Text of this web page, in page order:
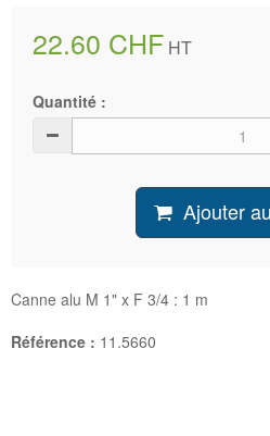
22.60 CHF HT
Quantité :
Ajouter
Canne alu M 1" x F 3/4 : 1 m
Référence : 11.5660